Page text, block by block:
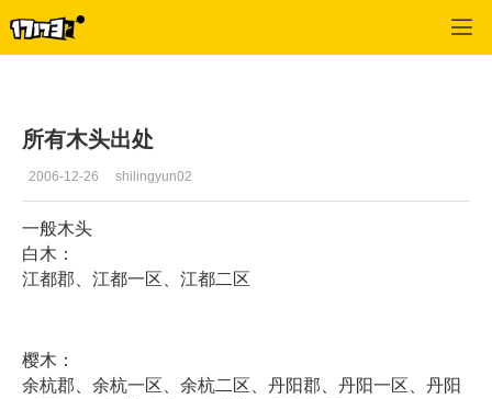
所有木头出处
2006-12-26 shilingyun02
一般木头
白木：
江都郡、江都一区、江都二区
樱木：
余杭郡、余杭一区、余杭二区、丹阳郡、丹阳一区、丹阳